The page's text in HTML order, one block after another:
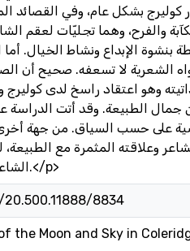
بشكل عام، وفي القصائد
والفرح، وهما تجليّات لعقم
الإبداع ونشاط الخيال. أما
الشعرية لا تسعفه. صحيح أن
وهو اعتقاد راسخ لدى كوليرج
الطبيعة. وقد أتت الدراسة
على حسب السياق. من جهة
وعلاقته المثمرة مع
الشاعر من ناحية روحية وإبداعية.</p>
8834
the Moon and Sky in